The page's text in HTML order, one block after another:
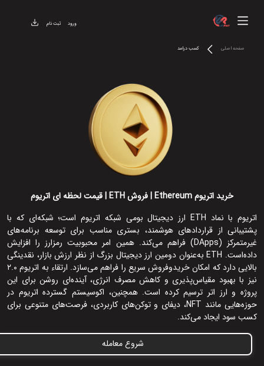
ورود ثبت نام
صفحه اصلی کسب درامد
خرید اتریوم Ethereum | فروش ETH | قیمت لحظه ای اتریوم
اتریوم با نماد ETH ارز دیجیتال بومی شبکه اتریوم است؛ شبکه‌ای که با
پشتیبانی از قراردادهای هوشمند، بستری مناسب برای توسعه برنامه‌های
غیرمتمرکز (DApps) فراهم می‌کند. همین امر محبوبیت رمزارز را افزایش
داده‌است. ETH به‌عنوان دومین ارز دیجیتال بزرگ از نظر ارزش بازار، نقدینگی
بالایی دارد که امکان خریدوفروش سریع را فراهم می‌سازد. ارتقاء به اتریوم ۲.۰
نیز با بهبود مقیاس‌پذیری و کاهش مصرف انرژی، آینده‌ای روشن برای این
پروژه و ارز اتر ترسیم کرده است. همچنین، اکوسیستم گسترده اتریوم در
حوزه‌هایی مانند NFT، دیفای و توکن‌های کاربردی، فرصت‌های متنوعی برای
کسب سود ایجاد می‌کند.
شروع معامله